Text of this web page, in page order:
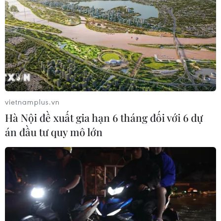
Nội trở thành đô thị toàn cầu
08/08/2026 13:13
Nông sản Việt Nam còn nhiều dư địa
tại thị trường Algeria
08/08/2026 12:55
Kết luận thanh tra về cơ sở nhà, đất
dôi dư sau sắp xếp tại thành phố Hải
Phòng
08/08/2026 12:53
Động lực mới cho hợp tác thương
vietnamplus.vn
Hà Nội đề xuất gia hạn 6 tháng đối với 6 dự
án đầu tư quy mô lớn